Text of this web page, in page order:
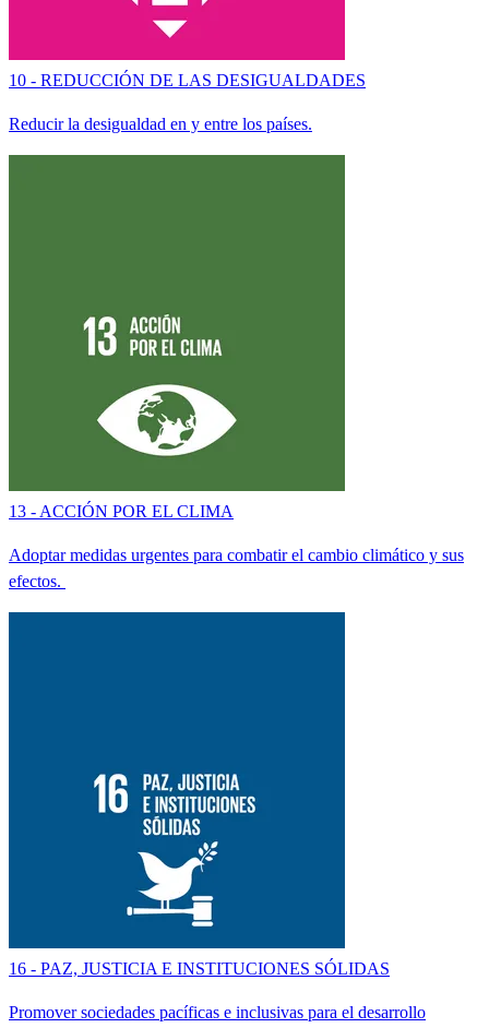
10 - REDUCCIÓN DE LAS DESIGUALDADES
Reducir la desigualdad en y entre los países.
13 - ACCIÓN POR EL CLIMA
Adoptar medidas urgentes para combatir el cambio climático y sus
efectos.
16 - PAZ, JUSTICIA E INSTITUCIONES SÓLIDAS
Promover sociedades pacíficas e inclusivas para el desarrollo